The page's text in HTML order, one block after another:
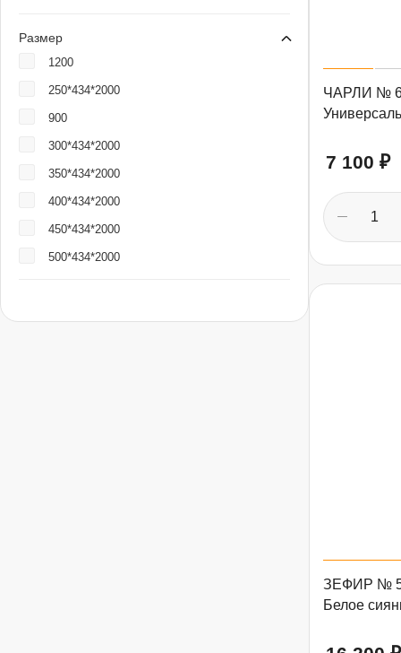
ЧАРЛИ № 6
7 100 ₽
ЗЕФИР №
Белое
Размер
1200
250*434*2000
900
300*434*2000
350*434*2000
400*434*2000
450*434*2000
500*434*2000